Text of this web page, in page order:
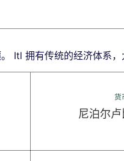
Itl 拥有传统的经济体系，
货
尼泊尔